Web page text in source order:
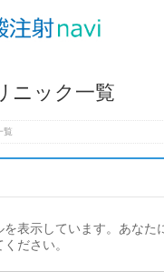
ニック一覧
覧
表示しています。あなた
ださい。